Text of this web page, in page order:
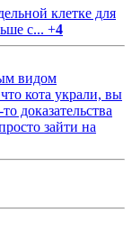
клетке для
с... +4
видом
кота украли, вы
доказательства
зайти на